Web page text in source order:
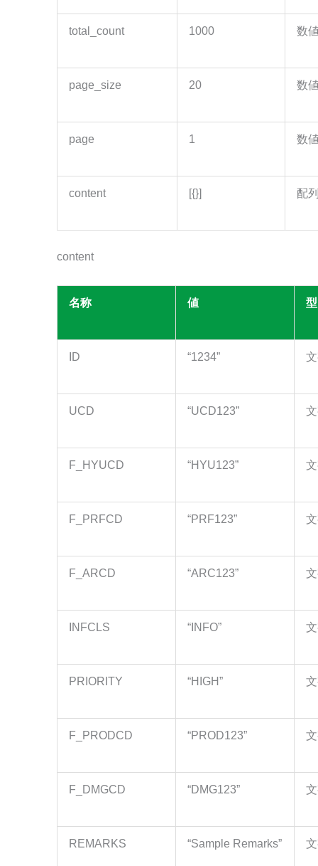
total_count 1000 数
page_size 20 数
page 1 数
content [{}] 配
content
名称 値 型
ID “1234”
UCD “UCD123”
F_HYUCD “HYU123”
F_PRFCD “PRF123”
F_ARCD “ARC123”
INFCLS “INFO”
PRIORITY “HIGH”
F_PRODCD “PROD123”
F_DMGCD “DMG123”
REMARKS “Sample Remarks”